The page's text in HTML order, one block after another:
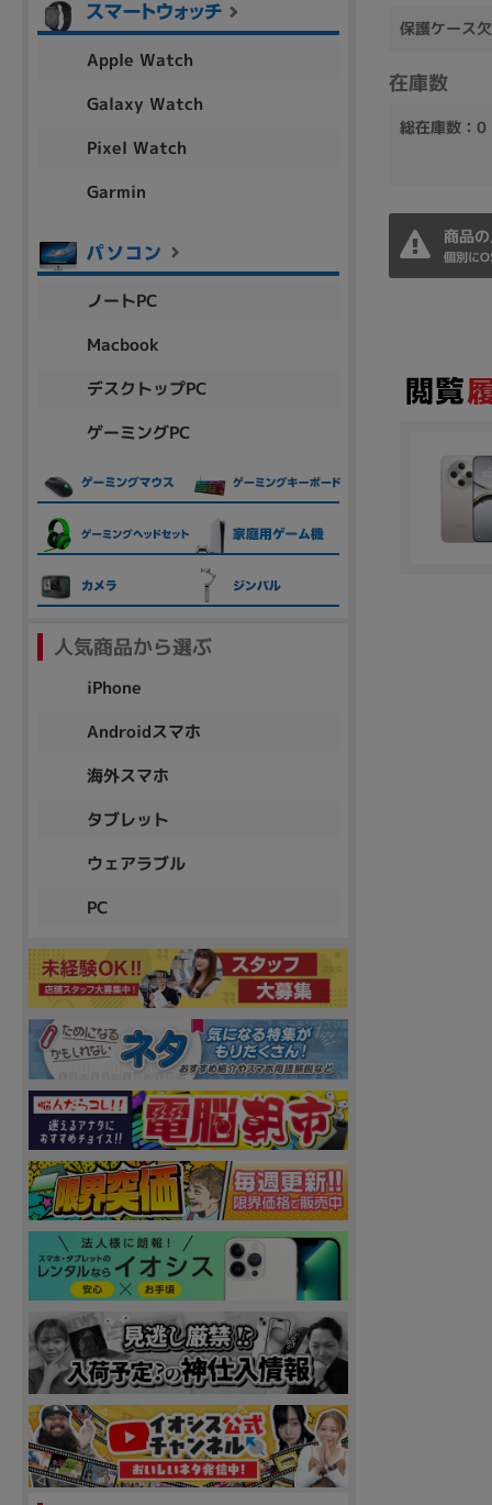
保護ケース
在庫数
総在庫数：0
商品
個別に
Apple Watch
Galaxy Watch
Pixel Watch
Garmin
ノートPC
Macbook
デスクトップPC
ゲーミングPC
人気商品から選ぶ
iPhone
Androidスマホ
海外スマホ
タブレット
ウェアラブル
PC
新品/未使用 中古 新品
MacOS
容量
~
円 ～
各項目のチェックボックスは「or検索」となります。